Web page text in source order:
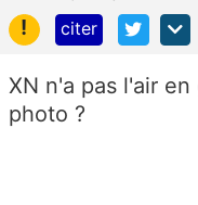
!
citer
XN n'a pas l'air
photo ?